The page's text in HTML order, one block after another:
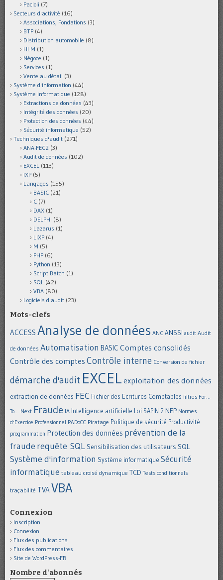
Pacioli (7)
Secteurs d'activité (16)
Associations, Fondations (3)
BTP (4)
Distribution automobile (8)
HLM (1)
Négoce (1)
Services (1)
Vente au détail (3)
Système d'information (44)
Système informatique (128)
Extractions de données (43)
Intégrité des données (20)
Protection des données (44)
Sécurité informatique (52)
Techniques d'audit (271)
ANA-FEC2 (3)
Audit de données (102)
EXCEL (113)
IXP (5)
Langages (155)
BASIC (21)
C (7)
DAX (1)
DELPHI (8)
Lazarus (1)
LIXP (4)
M (5)
PHP (6)
Python (13)
Script Batch (1)
SQL (42)
VBA (80)
Logiciels d'audit (23)
Mots-clefs
ACCESS Analyse de données ANC ANSSI audit Audit
de données Automatisation BASIC Comptes consolidés
Contrôle des comptes Contrôle interne Conversion de fichier
démarche d'audit EXCEL exploitation des données
extraction de données FEC Fichier des Ecritures Comptables filtres For...
To... Next Fraude IA Intelligence artificielle Loi SAPIN 2 NEP Normes
d'Exercice Professionnel PADoCC Piratage Politique de sécurité Productivité
programmation Protection des données prévention de la
fraude requête SQL Sensibilisation des utilisateurs SQL
Système d'information Système informatique Sécurité
informatique tableau croisé dynamique TCD Tests conditionnels
traçabilité TVAVBA
Connexion
Inscription
Connexion
Flux des publications
Flux des commentaires
Site de WordPress-FR
Nombre d'abonnés